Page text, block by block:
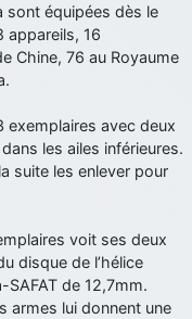
sont équipées dès le
appareils, 16
Chine, 76 au Royaume
exemplaires avec deux
les ailes inférieures.
suite les enlever pour
voit ses deux
disque de l’hélice
de 12,7mm.
armes lui donnent une